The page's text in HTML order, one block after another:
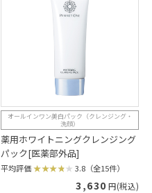
オールインワン美白パック（クレンジング・
洗顔）
薬用ホワイトニングクレンジング
パック[医薬部外品]
平均評価 3.8（全15件）
3,630 円(税込)